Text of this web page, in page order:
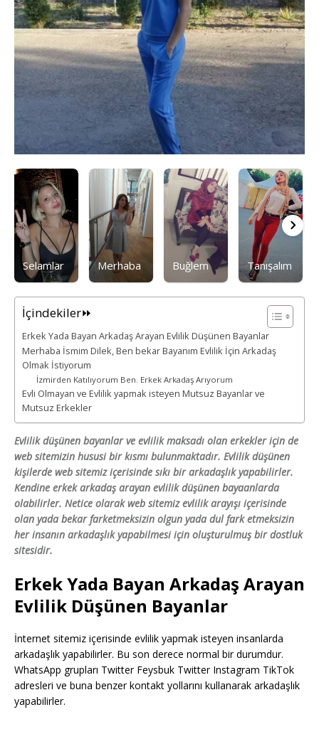
Selamlar Merhaba Buğlem Tanışalım
İçindekiler⏩
Erkek Yada Bayan Arkadaş Arayan Evlilik Düşünen Bayanlar
Merhaba İsmim Dilek, Ben bekar Bayanım Evlilik İçin Arkadaş
Olmak İstiyorum
İzmirden Katılıyorum Ben. Erkek Arkadaş Arıyorum
Evli Olmayan ve Evlilik yapmak isteyen Mutsuz Bayanlar ve
Mutsuz Erkekler
Evlilik düşünen bayanlar ve evlilik maksadı olan erkekler için de
web sitemizin hususi bir kısmı bulunmaktadır. Evlilik düşünen
kişilerde web sitemiz içerisinde sıkı bir arkadaşlık yapabilirler.
Kendine erkek arkadaş arayan evlilik düşünen bayaanlarda
olabilirler. Netice olarak web sitemiz evlilik arayışı içerisinde
olan yada bekar farketmeksizin olgun yada dul fark etmeksizin
her insanın arkadaşlık yapabilmesi için oluşturulmuş bir dostluk
sitesidir.
Erkek Yada Bayan Arkadaş Arayan
Evlilik Düşünen Bayanlar
İnternet sitemiz içerisinde evlilik yapmak isteyen insanlarda
arkadaşlık yapabilirler. Bu son derece normal bir durumdur.
WhatsApp grupları Twitter Feysbuk Twitter Instagram TikTok
adresleri ve buna benzer kontakt yollarını kullanarak arkadaşlık
yapabilirler.